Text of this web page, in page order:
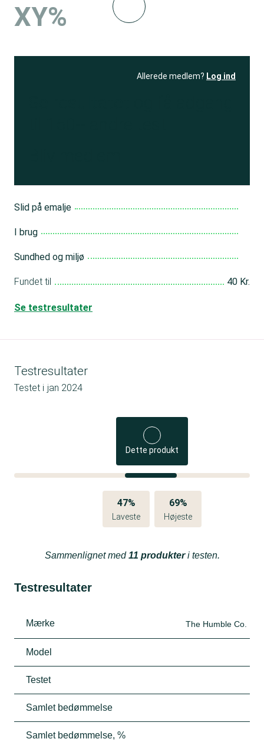
XY%
Allerede medlem? Log ind
Slid på emalje
I brug
Sundhed og miljø
Fundet til 40 Kr.
Se testresultater
Testresultater
Testet i jan 2024
Dette produkt
47%
Laveste
69%
Højeste
Sammenlignet med11 produkteri testen.
Testresultater
Mærke The Humble Co.
Model
Testet
Samlet bedømmelse
Samlet bedømmelse, %